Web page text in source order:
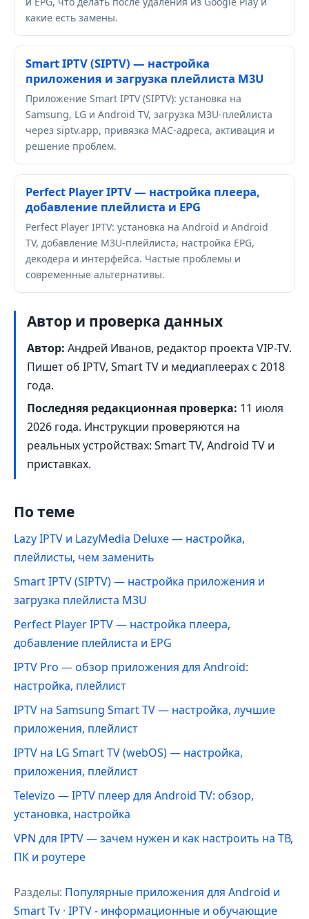
какие есть замены.
Smart IPTV (SIPTV) — настройка
приложения и загрузка плейлиста M3U
Приложение Smart IPTV (SIPTV): установка на
Samsung, LG и Android TV, загрузка M3U-плейлиста
через siptv.app, привязка MAC-адреса, активация и
решение проблем.
Perfect Player IPTV — настройка плеера,
добавление плейлиста и EPG
Perfect Player IPTV: установка на Android и Android
TV, добавление M3U-плейлиста, настройка EPG,
декодера и интерфейса. Частые проблемы и
современные альтернативы.
Автор и проверка данных
Автор: Андрей Иванов, редактор проекта VIP-TV.
Пишет об IPTV, Smart TV и медиаплеерах с 2018
года.
Последняя редакционная проверка: 11 июля
2026 года. Инструкции проверяются на
реальных устройствах: Smart TV, Android TV и
приставках.
По теме
Lazy IPTV и LazyMedia Deluxe — настройка,
плейлисты, чем заменить
Smart IPTV (SIPTV) — настройка приложения и
загрузка плейлиста M3U
Perfect Player IPTV — настройка плеера,
добавление плейлиста и EPG
IPTV Pro — обзор приложения для Android:
настройка, плейлист
IPTV на Samsung Smart TV — настройка, лучшие
приложения, плейлист
IPTV на LG Smart TV (webOS) — настройка,
приложения, плейлист
Televizo — IPTV плеер для Android TV: обзор,
установка, настройка
VPN для IPTV — зачем нужен и как настроить на ТВ,
ПК и роутере
Разделы: Популярные приложения для Android и
Smart Tv · IPTV - информационные и обучающие